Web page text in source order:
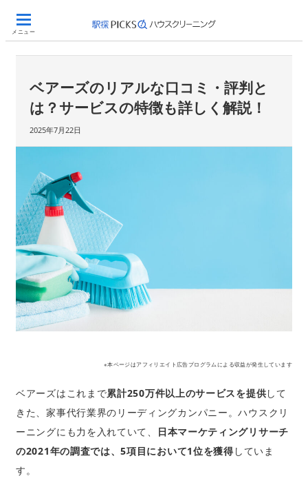
メニュー
ベアーズのリアルな口コミ・評判と
は？サービスの特徴も詳しく解説！
2025年7月22日
※本ページはアフィリエイト広告プログラムによる収益が発生しています
ベアーズはこれまで累計250万件以上のサービスを提供して
きた、家事代行業界のリーディングカンパニー。ハウスクリ
ーニングにも力を入れていて、
日本マーケティングリサーチ
の2021年の調査では、5項目において1位を獲得 していま
す。